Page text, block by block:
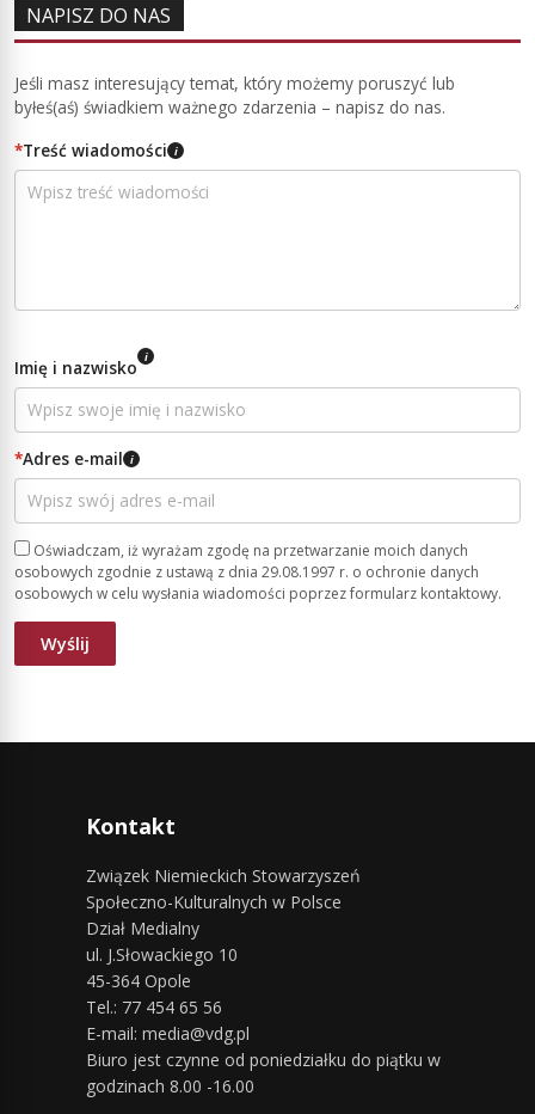
NAPISZ DO NAS
Jeśli masz interesujący temat, który możemy poruszyć lub
byłeś(aś) świadkiem ważnego zdarzenia – napisz do nas.
*Treść wiadomości i
Imię i nazwisko i
*Adres e-mail i
Oświadczam, iż wyrażam zgodę na przetwarzanie moich danych
osobowych zgodnie z ustawą z dnia 29.08.1997 r. o ochronie danych
osobowych w celu wysłania wiadomości poprzez formularz kontaktowy.
Kontakt
Związek Niemieckich Stowarzyszeń
Społeczno-Kulturalnych w Polsce
Dział Medialny
ul. J.Słowackiego 10
45-364 Opole
Tel.: 77 454 65 56
E-mail: media@vdg.pl
Biuro jest czynne od poniedziałku do piątku w
godzinach 8.00 -16.00